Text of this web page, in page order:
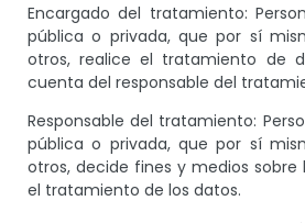
Encargado del tratamiento:
pública o privada, que por sí
otros, realice el tratamiento de
cuenta del responsable del
Responsable del tratamiento:
pública o privada, que por sí
otros, decide fines y medios
el tratamiento de los datos.